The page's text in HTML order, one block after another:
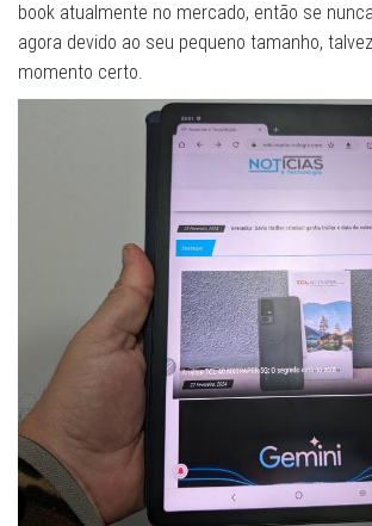
book atualmente no mercado, então se
agora devido ao seu pequeno tamanho,
momento certo.